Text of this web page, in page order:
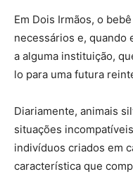
Em Dois Irmãos, o
necessários e, quando
a alguma instituição,
lo para uma futura
Diariamente, animais
situações
indivíduos criados em
característica que